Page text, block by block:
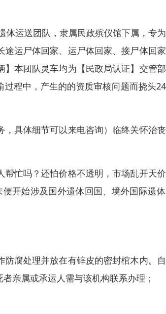
体运送团队，隶属民政殡仪馆下属，专
运尸体回家、运尸体回家、接尸体回
本团队灵车均为【民政局认证】交管
程中，产生的的资质审核问题而挠头
具体细节可以来电咨询）临终关怀治
忙吗？还怕价格不透明，市场乱开天
开始涉及国外遗体回国、境外国际遗
腐处理并放在有锌皮的密封棺木内。
亲属或承运人需与该机构联系办理；